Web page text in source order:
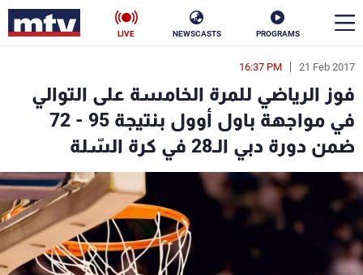
PROGRAMS
NEWSCASTS
LIVE
21 Feb 2017
16:37 PM
فوز الرياضي للمرة الخامسة على التوالي
في مواجهة باول أوول بنتيجة 95 - 72
ضمن دورة دبي الـ28 في كرة السّلة
en
الأخبار
سياسة ناس
إقتصاد
منوعات رياضة
كأس العالم